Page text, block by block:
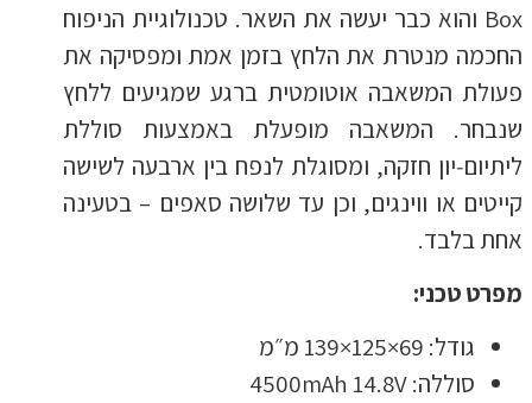
Box והוא כבר יעשה את השאר. טכנולוגיית הניפוח
החכמה מנטרת את הלחץ בזמן אמת ומפסיקה את
פעולת המשאבה אוטומטית ברגע שמגיעים ללחץ
שנבחר. המשאבה מופעלת באמצעות סוללת
ליתיום‑יון חזקה, ומסוגלת לנפח בין ארבעה לשישה
קייטים או ווינגים, וכן עד שלושה סאפים – בטעינה
אחת בלבד.
מפרט טכני:
גודל: ‎139×125×69 מ״מ
סוללה: ‎4500mAh 14.8V